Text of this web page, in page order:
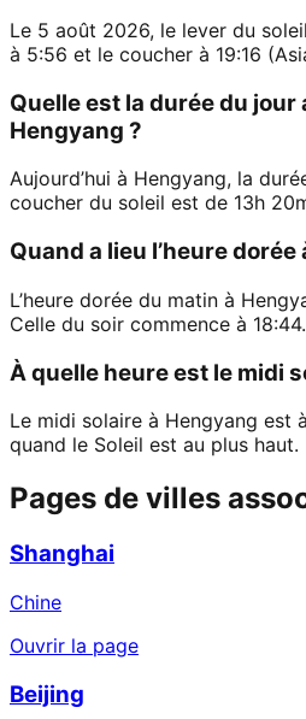
Le 5 août 2026, le lever du
à 5:56 et le coucher à 19:16
Quelle est la durée du jour
Hengyang ?
Aujourd’hui à Hengyang, la
coucher du soleil est de 13h
Quand a lieu l’heure dorée
L’heure dorée du matin à
Celle du soir commence à 18:44.
À quelle heure est le midi
Le midi solaire à Hengyang est
quand le Soleil est au plus haut.
Pages de villes
Shanghai
Chine
Ouvrir la page
Beijing